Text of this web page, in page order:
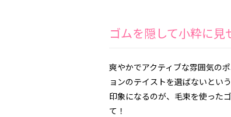
ゴムを隠して小粋に
爽やかでアクティブな雰囲気の
ョンのテイストを選ばないとい
印象になるのが、毛束を使った
て！